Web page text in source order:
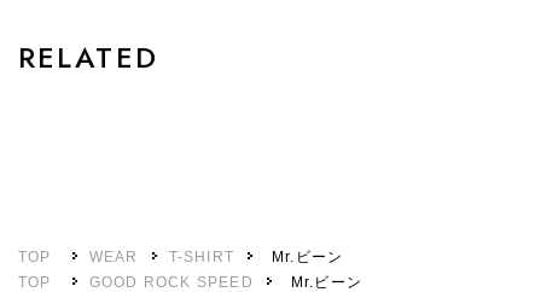
RELATED
TOP WEAR T-SHIRT
Mr.ビーン
TOP
GOOD ROCK SPEED Mr.ビーン